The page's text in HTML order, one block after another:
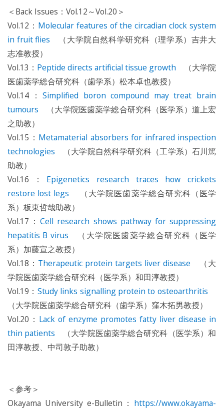
＜Back Issues：Vol.12～Vol.20＞
Vol.12： Molecular features of the circadian clock system
in fruit flies （大学院自然科学研究科（理学系）吉井大
志准教授）
Vol.13： Peptide directs artificial tissue growth （大学院
医歯薬学総合研究科（歯学系）松本卓也教授）
Vol.14：Simplified boron compound may treat brain
tumours （大学院医歯薬学総合研究科（医学系）道上宏
之助教）
Vol.15： Metamaterial absorbers for infrared inspection
technologies （大学院自然科学研究科（工学系）石川篤
助教）
Vol.16： Epigenetics research traces how crickets
restore lost legs
（大学院医歯薬学総合研究科（医学
系）板東哲哉助教）
Vol.17：Cell research shows pathway for suppressing
hepatitis B virus （大学院医歯薬学総合研究科（医学
系）加藤宣之教授）
Vol.18： Therapeutic protein targets liver disease （大
学院医歯薬学総合研究科（医学系）和田淳教授）
Vol.19： Study links signalling protein to osteoarthritis
（大学院医歯薬学総合研究科（歯学系）窪木拓男教授）
Vol.20： Lack of enzyme promotes fatty liver disease in
thin patients （大学院医歯薬学総合研究科（医学系）和
田淳教授、中司敦子助教）
＜参考＞
Okayama University e-Bulletin： https://www.okayama-